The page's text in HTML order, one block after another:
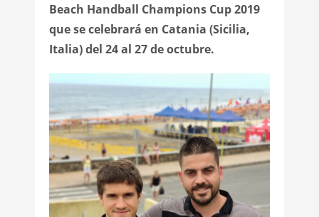
Beach Handball Champions Cup 2019
que se celebrará en Catania (Sicilia,
Italia) del 24 al 27 de octubre.